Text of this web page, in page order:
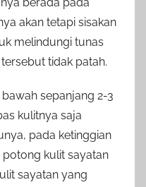
akan tetapi sisakan
melindungi tunas
tidak patah.
sepanjang 2-3
kulitnya saja
pada ketinggian
kulit sayatan
sayatan yang